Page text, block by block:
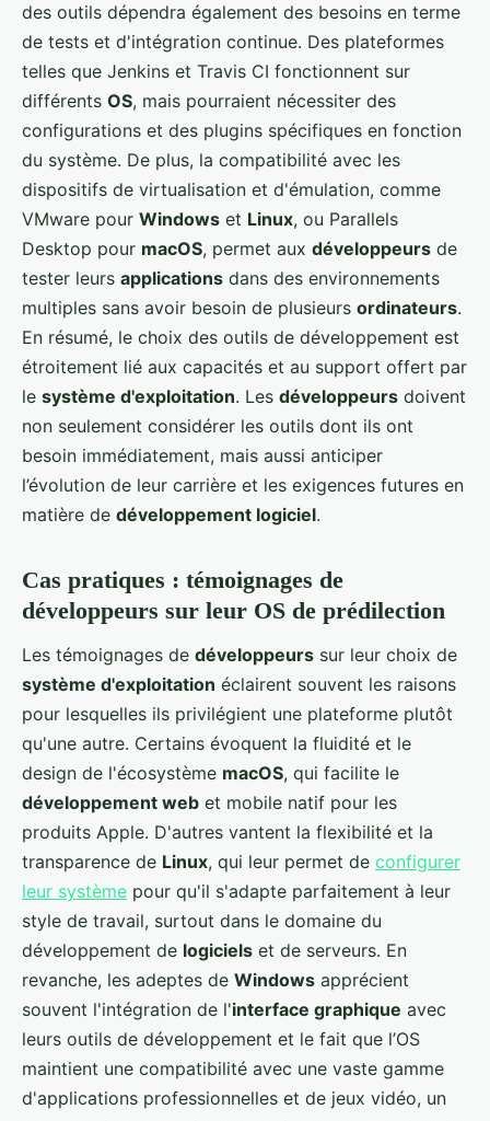
des outils dépendra également des besoins en terme
de tests et d'intégration continue. Des plateformes
telles que Jenkins et Travis CI fonctionnent sur
différents OS, mais pourraient nécessiter des
configurations et des plugins spécifiques en fonction
du système. De plus, la compatibilité avec les
dispositifs de virtualisation et d'émulation, comme
VMware pour Windows et Linux, ou Parallels
Desktop pour macOS, permet aux développeurs de
tester leurs applications dans des environnements
multiples sans avoir besoin de plusieurs ordinateurs.
En résumé, le choix des outils de développement est
étroitement lié aux capacités et au support offert par
le système d'exploitation. Les développeurs doivent
non seulement considérer les outils dont ils ont
besoin immédiatement, mais aussi anticiper
l’évolution de leur carrière et les exigences futures en
matière de développement logiciel.
Cas pratiques : témoignages de
développeurs sur leur OS de prédilection
Les témoignages de développeurs sur leur choix de
système d'exploitation éclairent souvent les raisons
pour lesquelles ils privilégient une plateforme plutôt
qu'une autre. Certains évoquent la fluidité et le
design de l'écosystème macOS, qui facilite le
développement web et mobile natif pour les
produits Apple. D'autres vantent la flexibilité et la
transparence de Linux, qui leur permet de configurer
leur système pour qu'il s'adapte parfaitement à leur
style de travail, surtout dans le domaine du
développement de logiciels et de serveurs. En
revanche, les adeptes de Windows apprécient
souvent l'intégration de l'interface graphique avec
leurs outils de développement et le fait que l’OS
maintient une compatibilité avec une vaste gamme
d'applications professionnelles et de jeux vidéo, un